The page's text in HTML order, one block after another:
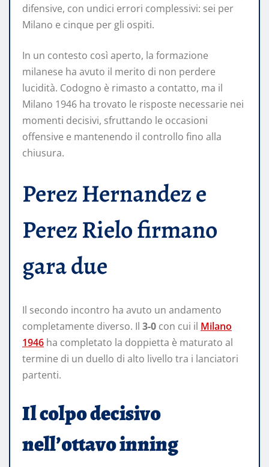
difensive, con undici errori complessivi: sei per
Milano e cinque per gli ospiti.
In un contesto così aperto, la formazione
milanese ha avuto il merito di non perdere
lucidità. Codogno è rimasto a contatto, ma il
Milano 1946 ha trovato le risposte necessarie nei
momenti decisivi, sfruttando le occasioni
offensive e mantenendo il controllo fino alla
chiusura.
Perez Hernandez e
Perez Rielo firmano
gara due
Il secondo incontro ha avuto un andamento
completamente diverso. Il 3-0 con cui il Milano
1946 ha completato la doppietta è maturato al
termine di un duello di alto livello tra i lanciatori
partenti.
Il colpo decisivo
nell’ottavo inning